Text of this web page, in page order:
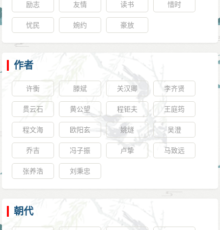
励志 友情 读书 惜时
忧民 婉约 豪放
作者
许衡 滕斌 关汉卿 李齐贤
贯云石 黄公望 程钜夫 王庭筠
程文海 欧阳玄 姚燧 吴澄
乔吉 冯子振 卢挚 马致远
张养浩 刘秉忠
朝代